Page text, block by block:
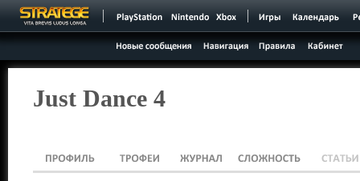
Just Dance 4